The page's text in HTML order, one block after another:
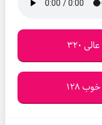
320
128